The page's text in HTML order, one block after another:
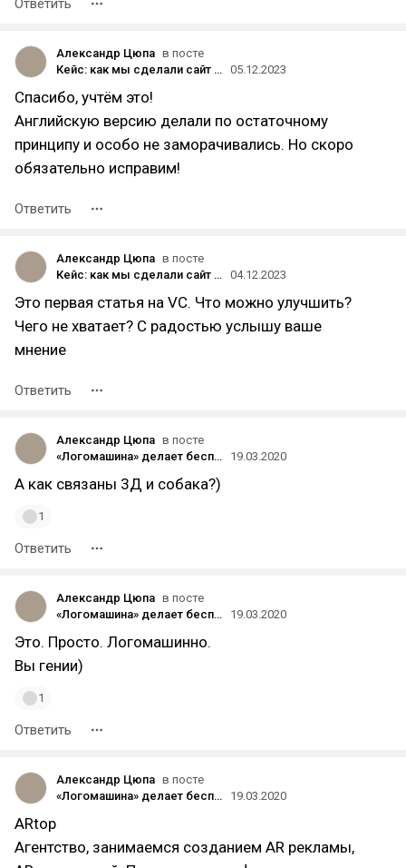
Ответить
Александр Цюпа в посте
Кейс: как мы сделали сайт для Летающего Макаронного Монстра 05.12.2023
Спасибо, учтём это!
Английскую версию делали по остаточному
принципу и особо не заморачивались. Но скоро
обязательно исправим!
Ответить
Александр Цюпа в посте
Кейс: как мы сделали сайт для Летающего Макаронного Монстра 04.12.2023
Это первая статья на VC. Что можно улучшить?
Чего не хватает? С радостью услышу ваше
мнение
Ответить
Александр Цюпа в посте
«Логомашина» делает бесплатные логотипы за комментарий на vc.ru
19.03.2020
А как связаны 3Д и собака?)
1
Ответить
Александр Цюпа в посте
«Логомашина» делает бесплатные логотипы за комментарий на vc.ru
19.03.2020
Это. Просто. Логомашинно.
Вы гении)
1
Ответить
Александр Цюпа в посте
«Логомашина» делает бесплатные логотипы за комментарий на vc.ru
19.03.2020
ARtop
Агентство, занимаемся созданием AR рекламы,